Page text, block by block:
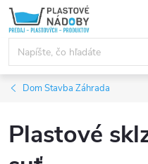
Prejsť
na
obsah
Dom Stavba Záhrada
Plastové